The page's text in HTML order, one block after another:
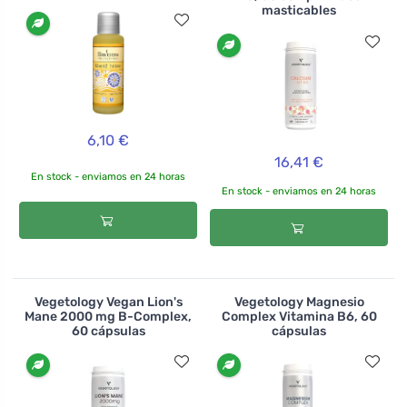
6,10 €
En stock - enviamos en 24 horas
masticables
16,41 €
En stock - enviamos en 24 horas
Vegetology Vegan Lion's
Mane 2000 mg B-Complex,
60 cápsulas
Vegetology Magnesio
Complex Vitamina B6, 60
cápsulas